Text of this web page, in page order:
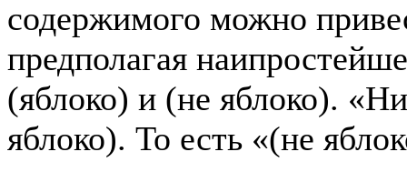
содержимого можно
предполагая
(яблоко) и (не яблоко).
яблоко). То есть «(не